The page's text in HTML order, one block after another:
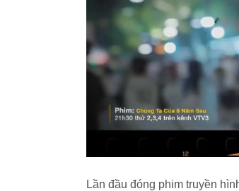
Lần đầu đóng phim truyền